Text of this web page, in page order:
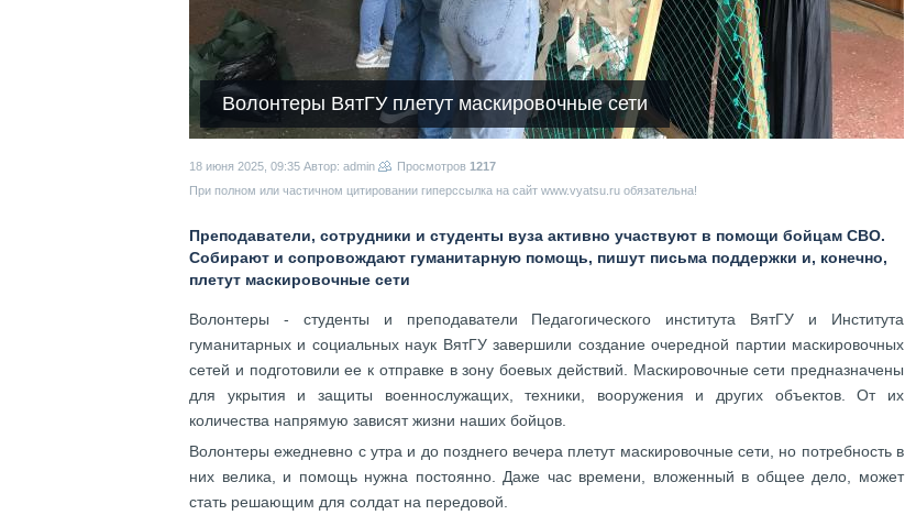
Волонтеры ВятГУ плетут маскировочные сети
18 июня 2025, 09:35 Автор: admin Просмотров 1217
При полном или частичном цитировании гиперссылка на сайт www.vyatsu.ru обязательна!
Преподаватели, сотрудники и студенты вуза активно участвуют в помощи бойцам СВО.
Собирают и сопровождают гуманитарную помощь, пишут письма поддержки и, конечно,
плетут маскировочные сети
Волонтеры - студенты и преподаватели Педагогического института ВятГУ и Института
гуманитарных и социальных наук ВятГУ завершили создание очередной партии маскировочных
сетей и подготовили ее к отправке в зону боевых действий. Маскировочные сети предназначены
для укрытия и защиты военнослужащих, техники, вооружения и других объектов. От их
количества напрямую зависят жизни наших бойцов.
Волонтеры ежедневно с утра и до позднего вечера плетут маскировочные сети, но потребность в
них велика, и помощь нужна постоянно. Даже час времени, вложенный в общее дело, может
стать решающим для солдат на передовой.